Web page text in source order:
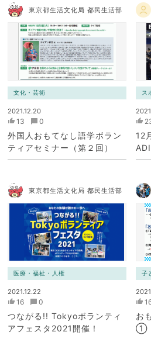
東京都生活文化局 都民生活部
文化・芸術
2021.12.20
13 0
外国人おもてなし語学ボラン
ティアセミナー（第２回）
ス
12
東京都生活文化局 都民生活部
医療・福祉・人権
2021.12.22
16 0
つながる!! Tokyoボランティ
アフェスタ2021開催！
子
お
①